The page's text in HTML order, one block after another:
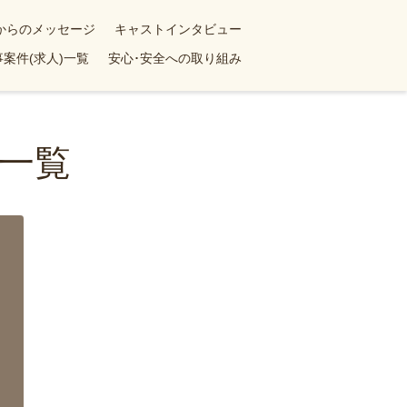
らのメッセージ
キャストインタビュー
案件(求人)一覧 安心･安全への取り組み
覧